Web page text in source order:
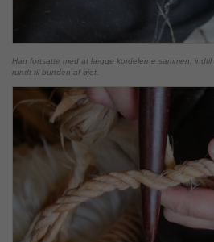
Han fortsatte med at lægge kordelerne sammen,
rundt til bunden af øjet.